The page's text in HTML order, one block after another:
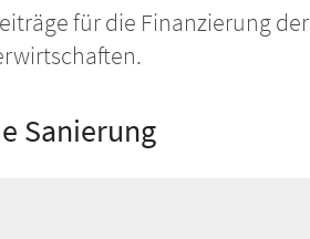
für die Finanzierung der
Sanierung